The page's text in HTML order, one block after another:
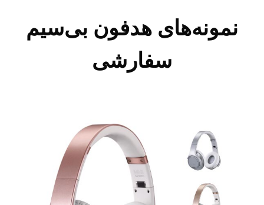
نمونه‌های هدفون بی‌سیم
سفارشی